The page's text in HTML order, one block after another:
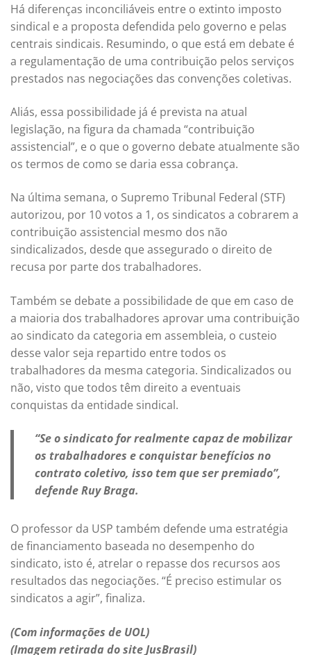
Há diferenças inconciliáveis entre o extinto imposto
sindical e a proposta defendida pelo governo e pelas
centrais sindicais. Resumindo, o que está em debate é
a regulamentação de uma contribuição pelos serviços
prestados nas negociações das convenções coletivas.
Aliás, essa possibilidade já é prevista na atual
legislação, na figura da chamada “contribuição
assistencial”, e o que o governo debate atualmente são
os termos de como se daria essa cobrança.
Na última semana, o Supremo Tribunal Federal (STF)
autorizou, por 10 votos a 1, os sindicatos a cobrarem a
contribuição assistencial mesmo dos não
sindicalizados, desde que assegurado o direito de
recusa por parte dos trabalhadores.
Também se debate a possibilidade de que em caso de
a maioria dos trabalhadores aprovar uma contribuição
ao sindicato da categoria em assembleia, o custeio
desse valor seja repartido entre todos os
trabalhadores da mesma categoria. Sindicalizados ou
não, visto que todos têm direito a eventuais
conquistas da entidade sindical.
“Se o sindicato for realmente capaz de mobilizar
os trabalhadores e conquistar benefícios no
contrato coletivo, isso tem que ser premiado”,
defende Ruy Braga.
O professor da USP também defende uma estratégia
de financiamento baseada no desempenho do
sindicato, isto é, atrelar o repasse dos recursos aos
resultados das negociações. “É preciso estimular os
sindicatos a agir”, finaliza.
(Com informações de UOL)
(Imagem retirada do site JusBrasil)